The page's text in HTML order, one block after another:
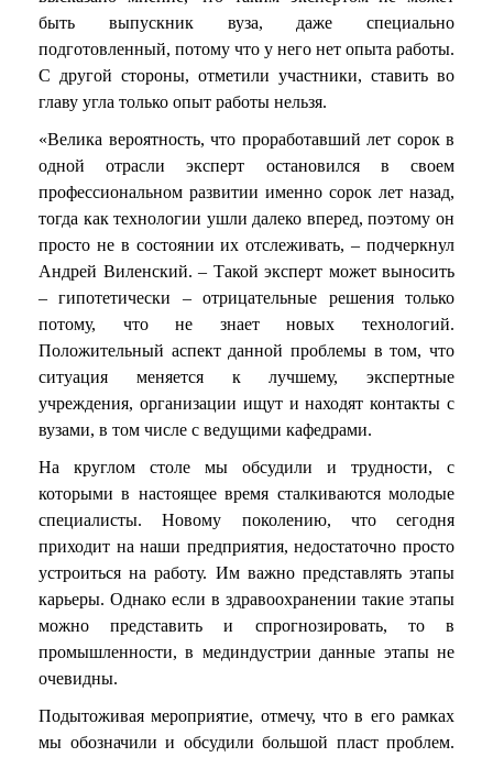
быть выпускник вуза, даже специально
подготовленный, потому что у него нет опыта работы.
С другой стороны, отметили участники, ставить во
главу угла только опыт работы нельзя.
«Велика вероятность, что проработавший лет сорок в
одной отрасли эксперт остановился в своем
профессиональном развитии именно сорок лет назад,
тогда как технологии ушли далеко вперед, поэтому он
просто не в состоянии их отслеживать, – подчеркнул
Андрей Виленский. – Такой эксперт может выносить
– гипотетически – отрицательные решения только
потому, что не знает новых технологий.
Положительный аспект данной проблемы в том, что
ситуация меняется к лучшему, экспертные
учреждения, организации ищут и находят контакты с
вузами, в том числе с ведущими кафедрами.
На круглом столе мы обсудили и трудности, с
которыми в настоящее время сталкиваются молодые
специалисты. Новому поколению, что сегодня
приходит на наши предприятия, недостаточно просто
устроиться на работу. Им важно представлять этапы
карьеры. Однако если в здравоохранении такие этапы
можно представить и спрогнозировать, то в
промышленности, в мединдустрии данные этапы не
очевидны.
Подытоживая мероприятие, отмечу, что в его рамках
мы обозначили и обсудили большой пласт проблем.